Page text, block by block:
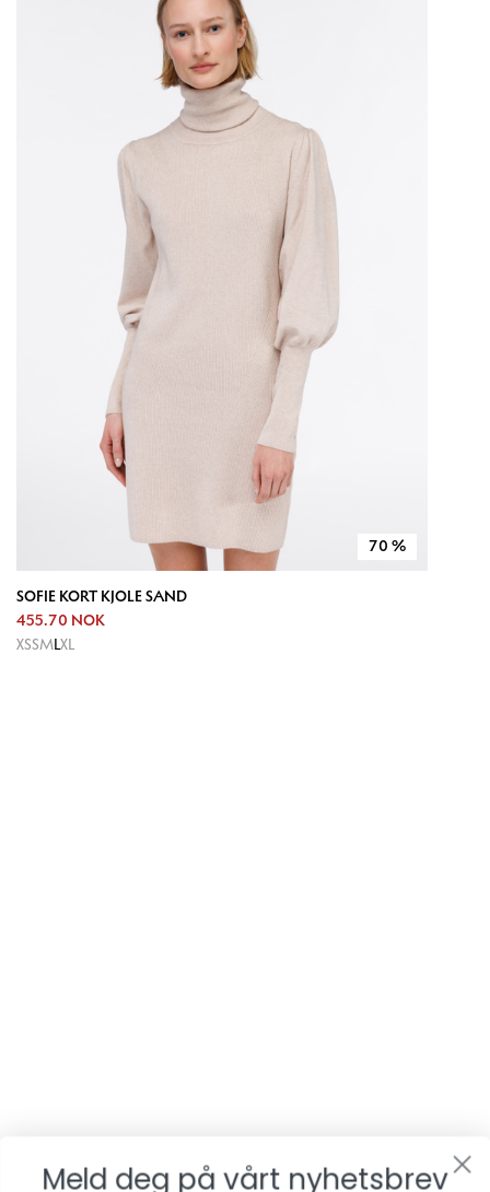
70 %
SOFIE KORT KJOLE SAND
455.70 NOK
XSSMLXL
Meld deg på vårt nyhetsbrev